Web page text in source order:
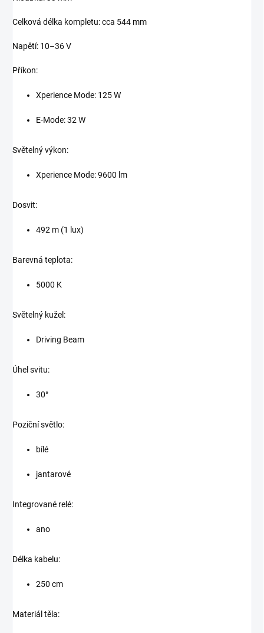
Celková délka kompletu: cca 544 mm
Napětí: 10–36 V
Příkon:
Xperience Mode: 125 W
E-Mode: 32 W
Světelný výkon:
Xperience Mode: 9600 lm
Dosvit:
492 m (1 lux)
Barevná teplota:
5000 K
Světelný kužel:
Driving Beam
Úhel svitu:
30°
Poziční světlo:
bílé
jantarové
Integrované relé:
ano
Délka kabelu:
250 cm
Materiál těla: